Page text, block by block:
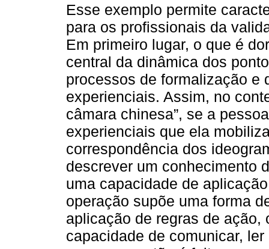
Esse exemplo permite
para os profissionais da
Em primeiro lugar, o que é
central da dinâmica dos
processos de formalização e
experienciais. Assim, no
câmara chinesa”, se a
experienciais que ela
correspondência dos
descrever um conhecimento
uma capacidade de
operação supõe uma forma
aplicação de regras de ação,
capacidade de comunicar,